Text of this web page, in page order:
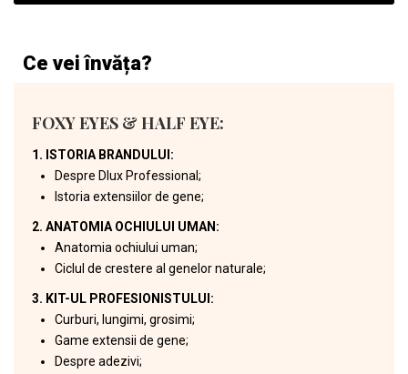
Ce vei învăța?
FOXY EYES & HALF EYE:
1. ISTORIA BRANDULUI:
Despre Dlux Professional;
Istoria extensiilor de gene;
2. ANATOMIA OCHIULUI UMAN:
Anatomia ochiului uman;
Ciclul de crestere al genelor naturale;
3. KIT-UL PROFESIONISTULUI:
Curburi, lungimi, grosimi;
Game extensii de gene;
Despre adezivi;